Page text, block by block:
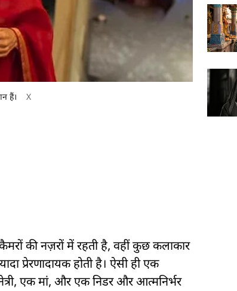
हैं। X
की नज़रों में रहती है, वहीं कुछ कलाकार
प्रेरणादायक होती है। ऐसी ही एक
एक मां, और एक निडर और आत्मनिर्भर